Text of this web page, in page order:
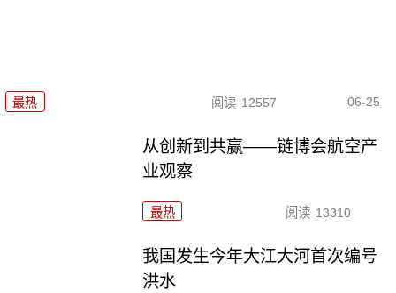
最热 阅读 12557 06-25
从创新到共赢——链博会航空产
业观察
最热 阅读 13310
我国发生今年大江大河首次编号
洪水